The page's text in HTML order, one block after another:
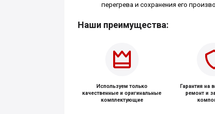
перегрева и сохранения его
Наши преимущества:
Используем только
качественные и оригинальные
комплектующие
Гарантия на
ремонт и